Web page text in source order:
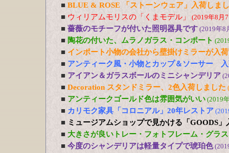
■ BLUE & ROSE 「ストーンウェア」入荷しま
■ ウィリアムモリスの「くまモデル」 (2019年8月
■ 薔薇のモチーフが付いた照明器具です (2019年8
■ 陶花の付いた、ムラノガラス・コンポート
■ インポート小物の会社から壁掛けミラーが入荷
■ アンティーク風・小物とカップ＆ソーサー
■ アイアン＆ガラスボールのミニシャンデリア
■ Decoration スタンドミラー、2色入荷しました
■ アンティークゴールド色は雰囲気がいい (2019
■ カリモク家具「コロニアル」20年レストア
■ ミュージアムショップで見かける「GOODS」
■ 大きさが良いトレー・フォトフレーム・グラ
■ 今度のシャンデリアは軽量タイプで琥珀色